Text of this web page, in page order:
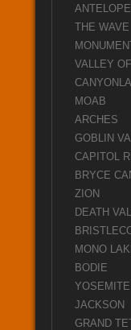
THE WAVE
VALLEY
MOAB
ARCHES
GOBLIN
CAPITOL
BRYCE
ZION
DEATH
MONO
BODIE
YOSEMITE
JACKSON
GRAND